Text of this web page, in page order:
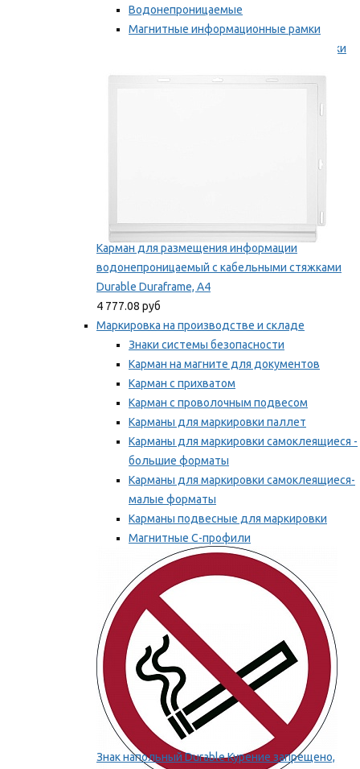
Водонепроницаемые
Магнитные информационные рамки
Самоклеящиеся информационные рамки
Карман для размещения информации
водонепроницаемый с кабельными стяжками
Durable Duraframe, А4
4 777.08 руб
Маркировка на производстве и складе
Знаки системы безопасности
Карман на магните для документов
Карман с прихватом
Карман с проволочным подвесом
Карманы для маркировки паллет
Карманы для маркировки самоклеящиеся -
большие форматы
Карманы для маркировки самоклеящиеся-
малые форматы
Карманы подвесные для маркировки
Магнитные С-профили
Напольная маркировка
Мы рекомендуем
Знак напольный Durable Курение запрещено,